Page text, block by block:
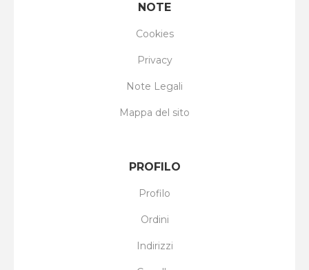
NOTE
Cookies
Privacy
Note Legali
Mappa del sito
PROFILO
Profilo
Ordini
Indirizzi